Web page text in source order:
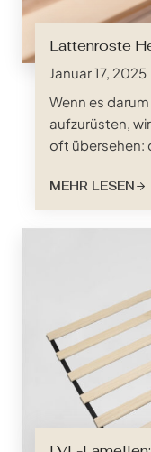
Lattenroste
Januar 17, 2025
Wenn es
aufzurüsten,
oft übersehen:
bilden die
Aber was
sind sie so
der
MEHR LESEN